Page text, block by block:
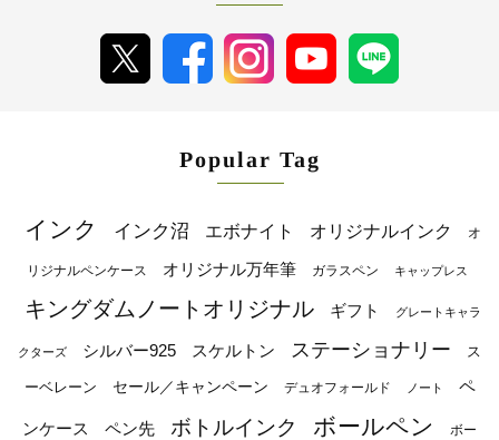
Popular Tag
インク インク沼 エボナイト オリジナルインク オ
リジナルペンケース オリジナル万年筆 ガラスペン キャップレス
キングダムノートオリジナル ギフト グレートキャラ
クターズ シルバー925 スケルトン ステーショナリー ス
ーベレーン セール／キャンペーン デュオフォールド ノート ペ
ンケース ペン先 ボトルインク ボールペン ボー